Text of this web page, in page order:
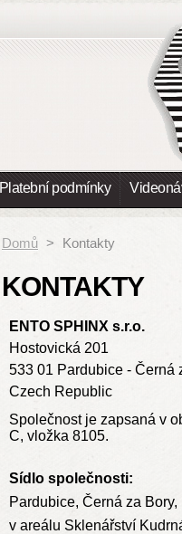
Platební podmínky
Domů > Kontakty
KONTAKTY
ENTO SPHINX s.r.o.
Hostovická 201
533 01 Pardubice - Černá
Czech Republic
Společnost je zapsaná v
C, vložka 8105.
Sídlo společnosti:
Pardubice, Černá za
v areálu Sklenářství